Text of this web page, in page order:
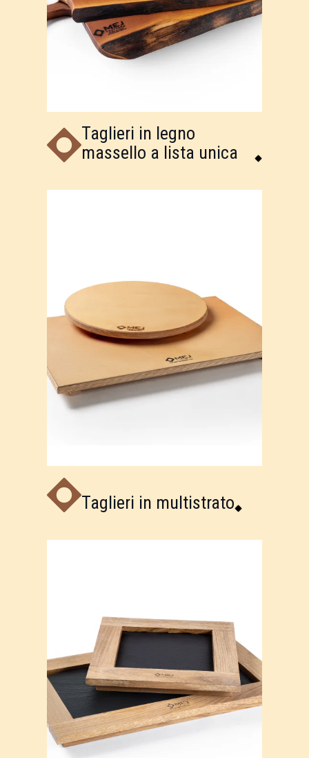
Taglieri in legno
massello a lista unica
Taglieri in multistrato